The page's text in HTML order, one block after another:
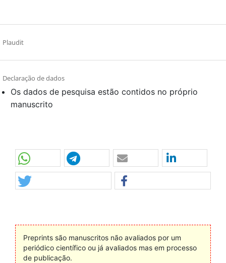
Plaudit
Declaração de dados
Os dados de pesquisa estão contidos no próprio
manuscrito
Preprints são manuscritos não avaliados por um
periódico científico ou já avaliados mas em processo
de publicação.